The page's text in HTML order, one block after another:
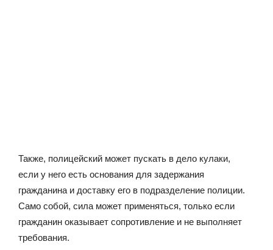
Также, полицейский может пускать в дело кулаки,
если у него есть основания для задержания
гражданина и доставку его в подразделение полиции.
Само собой, сила может применяться, только если
гражданин оказывает сопротивление и не выполняет
требования.